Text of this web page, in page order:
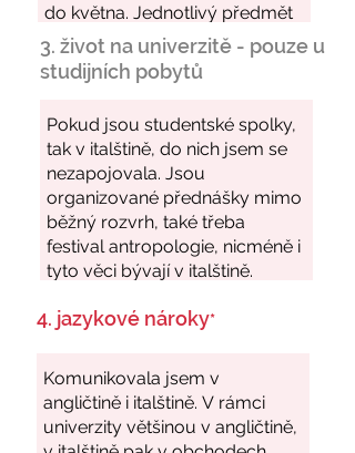
3. život na univerzitě - pouze u
studijních pobytů
4. jazykové nároky*